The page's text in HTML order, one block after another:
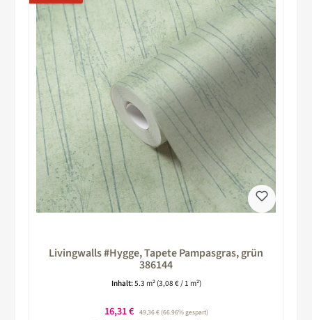
Livingwalls #Hygge, Tapete Pampasgras, grün
386144
Inhalt:5.3 m² (3,08 € / 1 m²)
Verkaufspreis:
16,31 € Regulärer Preis:
49,36 €(66.96% gespart)